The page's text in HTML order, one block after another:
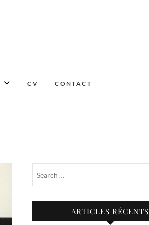
CV CONTACT
ARTICLES RÉCENTS